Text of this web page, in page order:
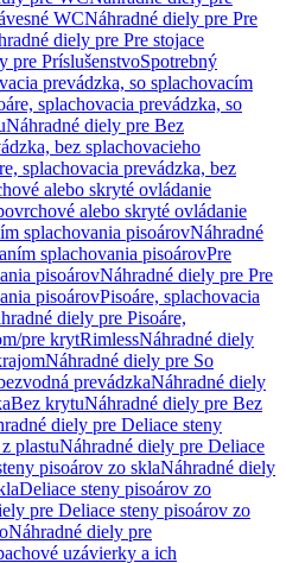
WCNáhradné diely pre Pre
diely pre Pre stojace
pre PríslušenstvoSpotrebný
prevádzka, so splachovacím
splachovacia prevádzka, so
Náhradné diely pre Bez
bez splachovacieho
splachovacia prevádzka, bez
alebo skryté ovládanie
alebo skryté ovládanie
splachovania pisoárovNáhradné
splachovania pisoárovPre
pisoárovNáhradné diely pre Pre
pisoárovPisoáre, splachovacia
diely pre Pisoáre,
pre krytRimlessNáhradné diely
Náhradné diely pre So
prevádzkaNáhradné diely
Bez krytuNáhradné diely pre Bez
diely pre Deliace steny
plastuNáhradné diely pre Deliace
pisoárov zo sklaNáhradné diely
Deliace steny pisoárov zo
pre Deliace steny pisoárov zo
Náhradné diely pre
uzávierky a ich